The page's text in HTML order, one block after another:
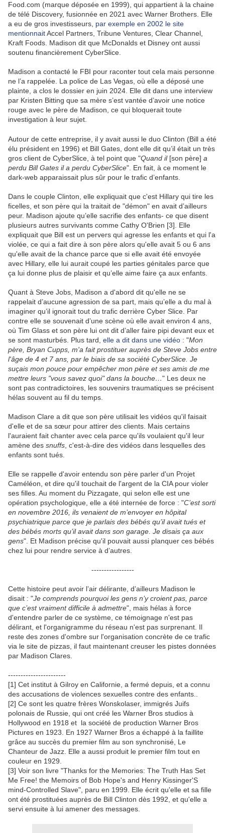
Food.com (marque déposée en 1999), qui appartient à la chaine
de télé Discovery, fusionnée en 2021 avec Warner Brothers. Elle
a eu de gros investisseurs, par exemple en 2002 le site
mentionnaitAccel Partners, Tribune Ventures, Clear Channel,
Kraft Foods. Madison dit que McDonalds et Disney ont aussi
soutenu financièrement CyberSlice.
Madison a contacté le FBI pour raconter tout cela mais personne
ne l’a rappelée. La police de Las Vegas, où elle a déposé une
plainte, a clos le dossier en juin 2024. Elle dit dans une interview
par Kristen Bitting que sa mère s’est vantée d’avoir une notice
rouge avec le père de Madison, ce qui bloquerait toute
investigation à leur sujet.
Autour de cette entreprise, il y avait aussi le duo Clinton (Bill a été
élu président en 1996) et Bill Gates, dont elle dit qu’il était un très
gros client de CyberSlice, à tel point que "Quand il[son père] a
perdu Bill Gates il a perdu CyberSlice". En fait, à ce moment le
dark-web apparaissait plus sûr pour le trafic d’enfants.
Dans le couple Clinton, elle expliquait que c'est Hillary qui tire les
ficelles, et son père qui la traitait de "démon" en avait d’ailleurs
peur. Madison ajoute qu’elle sacrifie des enfants- ce que disent
plusieurs autres survivants comme Cathy O'Brien [3]. Elle
expliquait que Bill est un pervers qui agresse les enfants et qui l'a
violée, ce qui a fait dire à son père alors qu'elle avait 5 ou 6 ans
qu'elle avait de la chance parce que si elle avait été envoyée
avec Hillary, elle lui aurait coupé les parties génitales parce que
ça lui donne plus de plaisir et qu’elle aime faire ça aux enfants.
Quant à Steve Jobs, Madison a d'abord dit qu'elle ne se
rappelait d’aucune agression de sa part, mais qu’elle a du mal à
imaginer qu’il ignorait tout du trafic derrière Cyber Slice. Par
contre elle se souvenait d’une scène où elle avait environ 4 ans,
où Tim Glass et son père lui ont dit d’aller faire pipi devant eux et
se sont masturbés. Plus tard, elle a dit dans une vidéo : "Mon
père, Bryan Cupps, m'a fait prostituer auprès de Steve Jobs entre
l'âge de 4 et 7 ans, par le biais de sa société CyberSlice. Je
suçais mon pouce pour empêcher mon père et ses amis de me
mettre leurs "vous savez quoi" dans la bouche…" Les deux ne
sont pas contradictoires, les souvenirs traumatiques se précisent
hélas souvent au fil du temps.
Madison Clare a dit que son père utilisait les vidéos qu'il faisait
d'elle et de sa sœur pour attirer des clients. Mais certains
l'auraient fait chanter avec cela parce qu'ils voulaient qu'il leur
amène des snuffs , c'est-à-dire des vidéos dans lesquelles des
enfants sont tués.
Elle se rappelle d'avoir entendu son père parler d'un Projet
Caméléon, et dire qu'il touchait de l'argent de la CIA pour violer
ses filles. Au moment du Pizzagate, qui selon elle est une
opération psychologique, elle a été internée de force : "C’est sorti
en novembre 2016, ils venaient de m’envoyer en hôpital
psychiatrique parce que je parlais des bébés qu’il avait tués et
des bébés morts qu’il avait dans son garage. Je disais ça aux
gens". Et Madison précise qu'il pouvait aussi planquer ces bébés
chez lui pour rendre service à d’autres.
-----------------
Cette histoire peut avoir l’air délirante, d’ailleurs Madison le
disait : "Je comprends pourquoi les gens n’y croient pas, parce
que c’est vraiment difficile à admettre", mais hélas à force
d'entendre parler de ce système, ce témoignage n'est pas
délirant, et l'organigramme du réseau n'est pas surprenant. Il
reste des zones d'ombre sur l'organisation concrète de ce trafic
via le site de pizzas, il faut maintenant creuser les pistes données
par Madison Clares.
-----------------------
[1] Cet institut à Gilroy en Californie, a fermé depuis, et a connu
des accusations de violences sexuelles contre des enfants..
[2] Ce sont les quatre frères Wonskolaser, immigrés Juifs
polonais de Russie, qui ont créé les Warner Bros studios à
Hollywood en 1918 et la société de production Warner Bros
Pictures en 1923. En 1927 Warner Bros a échappé à la faillite
grâce au succès du premier film au son synchronisé, Le
Chanteur de Jazz. Elle a aussi produit le premier film tout en
couleur en 1929.
[3] Voir son livre "Thanks for the Memories: The Truth Has Set
Me Free! the Memoirs of Bob Hope's and Henry Kissinger'S
mind-Controlled Slave", paru en 1999. Elle écrit qu'elle et sa fille
ont été prostituées auprès de Bill Clinton dès 1992, et qu'elle a
servi ensuite à lui amener des messages.